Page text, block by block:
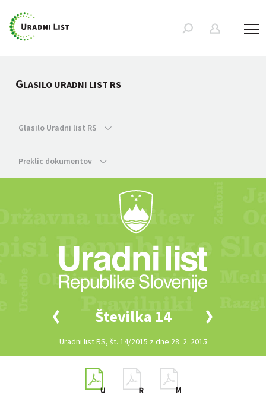
GLASILO URADNI LIST RS
Glasilo Uradni list RS
Preklic dokumentov
Številka 14
Uradni list RS, št. 14/2015 z dne 28. 2. 2015